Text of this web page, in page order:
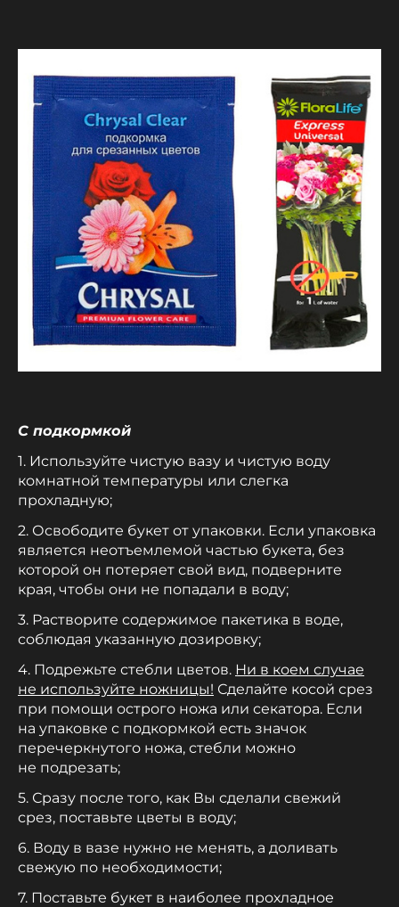
С подкормкой
1. Используйте чистую вазу и чистую воду
комнатной температуры или слегка
прохладную;
2. Освободите букет от упаковки. Если упаковка
является неотъемлемой частью букета, без
которой он потеряет свой вид, подверните
края, чтобы они не попадали в воду;
3. Растворите содержимое пакетика в воде,
соблюдая указанную дозировку;
4. Подрежьте стебли цветов. Ни в коем случае
не используйте ножницы! Сделайте косой срез
при помощи острого ножа или секатора. Если
на упаковке с подкормкой есть значок
перечеркнутого ножа, стебли можно
не подрезать;
5. Сразу после того, как Вы сделали свежий
срез, поставьте цветы в воду;
6. Воду в вазе нужно не менять, а доливать
свежую по необходимости;
7. Поставьте букет в наиболее прохладное